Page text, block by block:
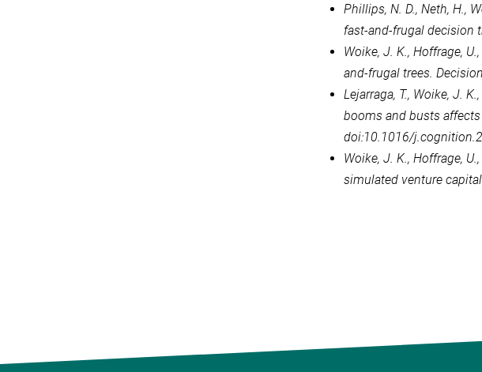
Phillips, N. D., Neth, H.,
fast-and-frugal decision
Woike, J. K., Hoffrage,
and-frugal trees.
Lejarraga, T., Woike, J.
booms and busts
doi:10.1016/
Woike, J. K., Hoffrage,
simulated venture